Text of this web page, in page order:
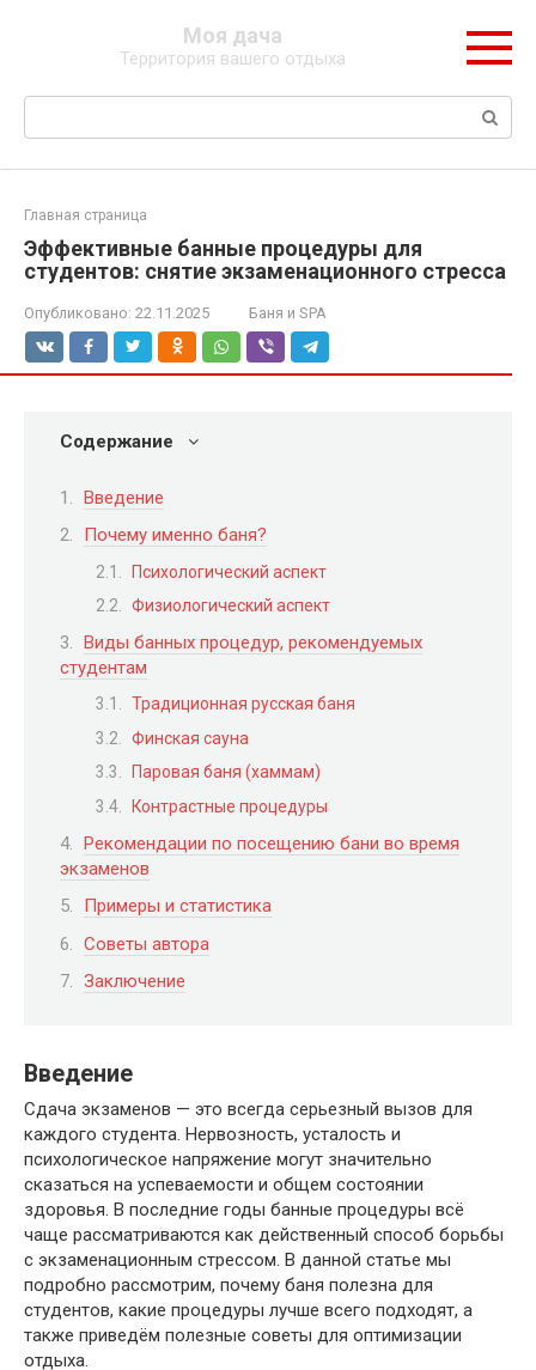
Моя дача
Территория вашего отдыха
Поиск:
Главная страница
Эффективные банные процедуры для
студентов: снятие экзаменационного стресса
Опубликовано: 22.11.2025 Баня и SPA
Содержание
Введение
Почему именно баня?
Психологический аспект
Физиологический аспект
Виды банных процедур, рекомендуемых
студентам
Традиционная русская баня
Финская сауна
Паровая баня (хаммам)
Контрастные процедуры
Рекомендации по посещению бани во время
экзаменов
Примеры и статистика
Советы автора
Заключение
Введение
Сдача экзаменов — это всегда серьезный вызов для
каждого студента. Нервозность, усталость и
психологическое напряжение могут значительно
сказаться на успеваемости и общем состоянии
здоровья. В последние годы банные процедуры всё
чаще рассматриваются как действенный способ борьбы
с экзаменационным стрессом. В данной статье мы
подробно рассмотрим, почему баня полезна для
студентов, какие процедуры лучше всего подходят, а
также приведём полезные советы для оптимизации
отдыха.